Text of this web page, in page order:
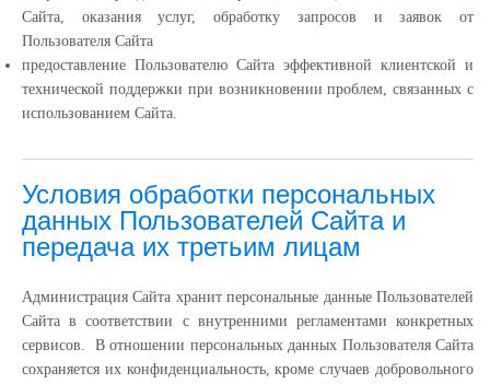
Сайта, оказания услуг, обработку запросов и заявок от
Пользователя Сайта
предоставление Пользователю Сайта эффективной клиентской и
технической поддержки при возникновении проблем, связанных с
использованием Сайта.
Условия обработки персональных
данных Пользователей Сайта и
передача их третьим лицам
Администрация Сайта хранит персональные данные Пользователей
Сайта в соответствии с внутренними регламентами конкретных
сервисов. В отношении персональных данных Пользователя Сайта
сохраняется их конфиденциальность, кроме случаев добровольного